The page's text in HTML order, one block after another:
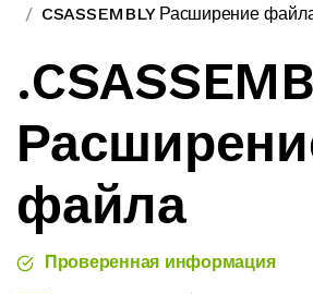
CSASSEMBLY Расширение
файла
Проверенная информация